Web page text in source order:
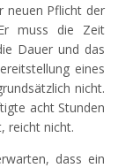
neuen Pflicht der
muss die Zeit
Dauer und das
eines
nicht.
acht Stunden
reicht nicht.
dass ein